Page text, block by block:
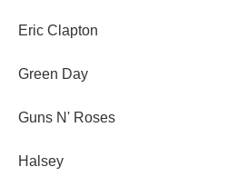
Eric Clapton
Green Day
Guns N' Roses
Halsey